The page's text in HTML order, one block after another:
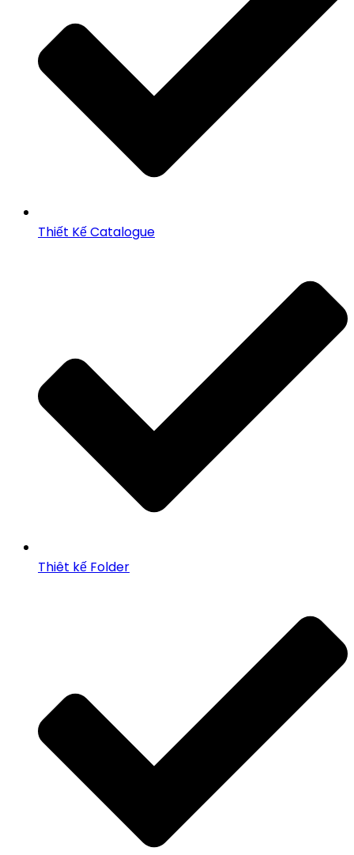
Thiết Kế Catalogue
Thiêt kế Folder